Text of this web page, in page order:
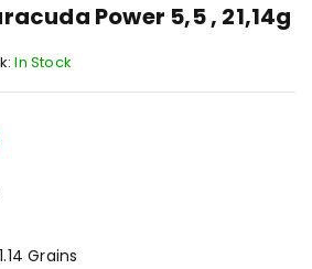
Power 5,5 , 21,14g
In Stock
Grains